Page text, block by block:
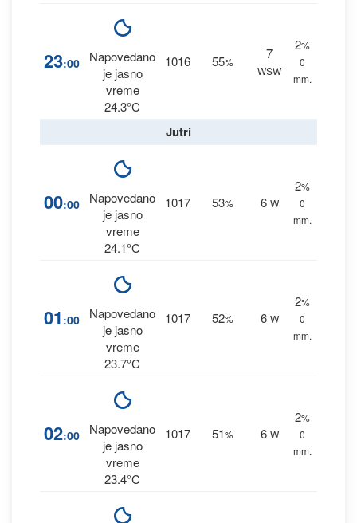
23:00
Napovedano
je jasno
vreme
24.3°C
1016 55%
7
WSW
2%
0
mm.
Jutri
00:00
Napovedano
je jasno
vreme
24.1°C
1017 53% 6 W
2%
0
mm.
01 :00
Napovedano
je jasno
vreme
23.7°C
1017 52% 6 W
2%
0
mm.
02:00
Napovedano
je jasno
vreme
23.4°C
1017 51% 6 W
2%
0
mm.